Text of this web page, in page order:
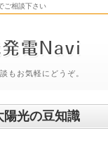
ご相談下さい
もお気軽にどうぞ。
陽光の豆知識